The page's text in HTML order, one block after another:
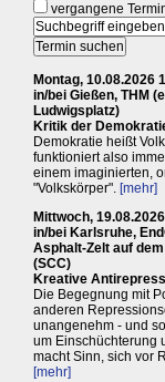
vergangene
Montag, 10.08.2026
in/bei Gießen, THM
Ludwigsplatz)
Kritik der
Demokratie heißt
funktioniert also
einem imaginierten,
"Volkskörper". [mehr]
Mittwoch,
in/bei Karlsruhe,
Asphalt-Zelt auf
(SCC)
Kreative
Die Begegnung mit
anderen
unangenehm - und
um Einschüchterung
macht Sinn, sich vor
[mehr]